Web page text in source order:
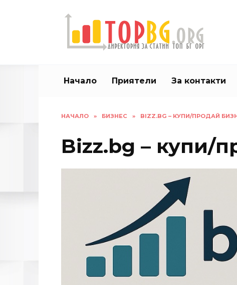
Начало Приятели За контакти
НАЧАЛО » БИЗНЕС » BIZZ.BG – КУПИ/ПРОДАЙ
Bizz.bg – купи/